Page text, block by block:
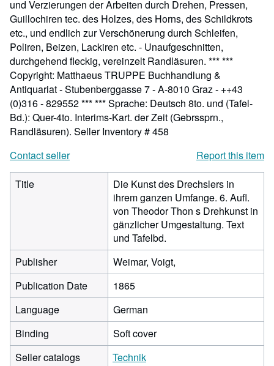
und Verzierungen der Arbeiten durch Drehen, Pressen,
Guillochiren tec. des Holzes, des Horns, des Schildkrots
etc., und endlich zur Verschönerung durch Schleifen,
Poliren, Beizen, Lackiren etc. - Unaufgeschnitten,
durchgehend fleckig, vereinzelt Randläsuren. *** ***
Copyright: Matthaeus TRUPPE Buchhandlung &
Antiquariat - Stubenberggasse 7 - A-8010 Graz - ++43
(0)316 - 829552 *** *** Sprache: Deutsch 8to. und (Tafel-
Bd.): Quer-4to. Interims-Kart. der Zeit (Gebrssprn.,
Randläsuren). Seller Inventory # 458
Contact seller
Report this item
Title
Die Kunst des Drechslers in
ihrem ganzen Umfange. 6. Aufl.
von Theodor Thon s Drehkunst in
gänzlicher Umgestaltung. Text
und Tafelbd.
Publisher
Weimar, Voigt,
Publication Date
1865
Language
German
Binding
Soft cover
Seller catalogs
Technik